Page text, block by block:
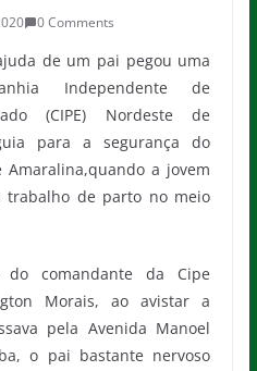
0 Comments
de um pai pegou uma
Independente de
(CIPE) Nordeste de
para a segurança do
a jovem
trabalho de parto no meio
comandante da Cipe
Morais, ao avistar a
pela Avenida Manoel
o pai bastante nervoso